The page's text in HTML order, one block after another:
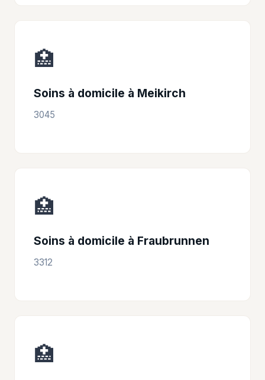
🏥
Soins à domicile à Meikirch
3045
🏥
Soins à domicile à Fraubrunnen
3312
🏥